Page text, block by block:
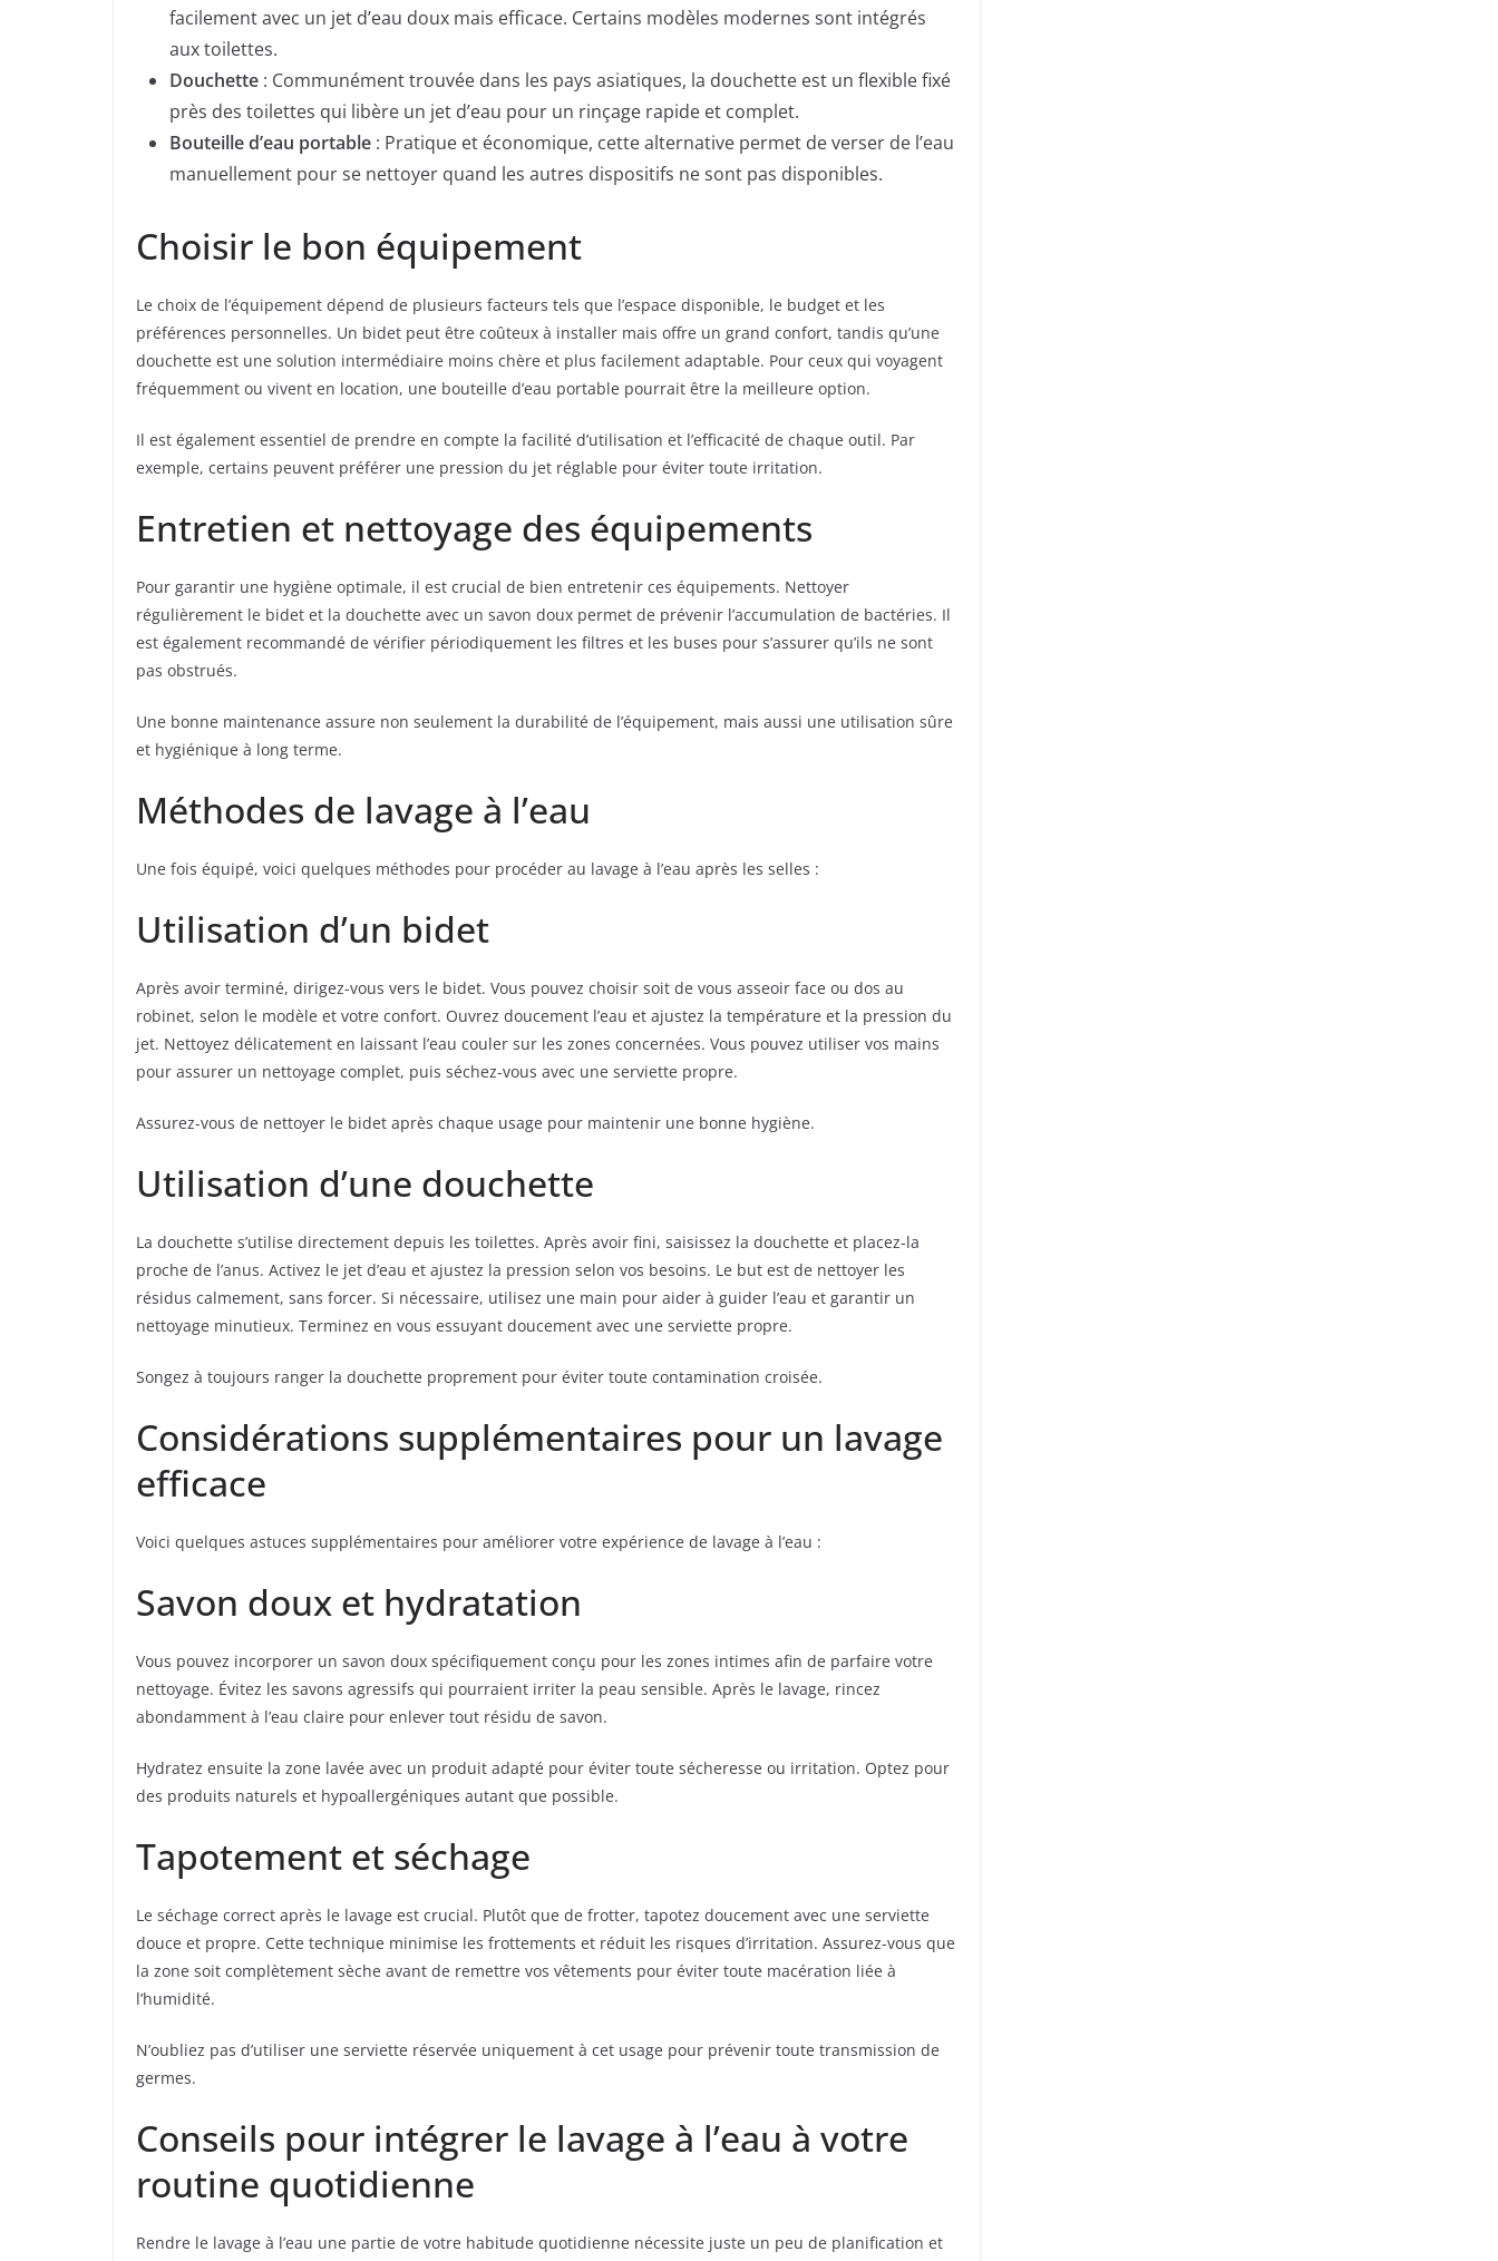
facilement avec un jet d’eau doux mais efficace. Certains modèles modernes sont intégrés
aux toilettes.
Douchette : Communément trouvée dans les pays asiatiques, la douchette est un flexible fixé
près des toilettes qui libère un jet d’eau pour un rinçage rapide et complet.
Bouteille d’eau portable : Pratique et économique, cette alternative permet de verser de l’eau
manuellement pour se nettoyer quand les autres dispositifs ne sont pas disponibles.
Choisir le bon équipement
Le choix de l’équipement dépend de plusieurs facteurs tels que l’espace disponible, le budget et les
préférences personnelles. Un bidet peut être coûteux à installer mais offre un grand confort, tandis qu’une
douchette est une solution intermédiaire moins chère et plus facilement adaptable. Pour ceux qui voyagent
fréquemment ou vivent en location, une bouteille d’eau portable pourrait être la meilleure option.
Il est également essentiel de prendre en compte la facilité d’utilisation et l’efficacité de chaque outil. Par
exemple, certains peuvent préférer une pression du jet réglable pour éviter toute irritation.
Entretien et nettoyage des équipements
Pour garantir une hygiène optimale, il est crucial de bien entretenir ces équipements. Nettoyer
régulièrement le bidet et la douchette avec un savon doux permet de prévenir l’accumulation de bactéries. Il
est également recommandé de vérifier périodiquement les filtres et les buses pour s’assurer qu’ils ne sont
pas obstrués.
Une bonne maintenance assure non seulement la durabilité de l’équipement, mais aussi une utilisation sûre
et hygiénique à long terme.
Méthodes de lavage à l’eau
Une fois équipé, voici quelques méthodes pour procéder au lavage à l’eau après les selles :
Utilisation d’un bidet
Après avoir terminé, dirigez-vous vers le bidet. Vous pouvez choisir soit de vous asseoir face ou dos au
robinet, selon le modèle et votre confort. Ouvrez doucement l’eau et ajustez la température et la pression du
jet. Nettoyez délicatement en laissant l’eau couler sur les zones concernées. Vous pouvez utiliser vos mains
pour assurer un nettoyage complet, puis séchez-vous avec une serviette propre.
Assurez-vous de nettoyer le bidet après chaque usage pour maintenir une bonne hygiène.
Utilisation d’une douchette
La douchette s’utilise directement depuis les toilettes. Après avoir fini, saisissez la douchette et placez-la
proche de l’anus. Activez le jet d’eau et ajustez la pression selon vos besoins. Le but est de nettoyer les
résidus calmement, sans forcer. Si nécessaire, utilisez une main pour aider à guider l’eau et garantir un
nettoyage minutieux. Terminez en vous essuyant doucement avec une serviette propre.
Songez à toujours ranger la douchette proprement pour éviter toute contamination croisée.
Considérations supplémentaires pour un lavage
efficace
Voici quelques astuces supplémentaires pour améliorer votre expérience de lavage à l’eau :
Savon doux et hydratation
Vous pouvez incorporer un savon doux spécifiquement conçu pour les zones intimes afin de parfaire votre
nettoyage. Évitez les savons agressifs qui pourraient irriter la peau sensible. Après le lavage, rincez
abondamment à l’eau claire pour enlever tout résidu de savon.
Hydratez ensuite la zone lavée avec un produit adapté pour éviter toute sécheresse ou irritation. Optez pour
des produits naturels et hypoallergéniques autant que possible.
Tapotement et séchage
Le séchage correct après le lavage est crucial. Plutôt que de frotter, tapotez doucement avec une serviette
douce et propre. Cette technique minimise les frottements et réduit les risques d’irritation. Assurez-vous que
la zone soit complètement sèche avant de remettre vos vêtements pour éviter toute macération liée à
l’humidité.
N’oubliez pas d’utiliser une serviette réservée uniquement à cet usage pour prévenir toute transmission de
germes.
Conseils pour intégrer le lavage à l’eau à votre
routine quotidienne
Rendre le lavage à l’eau une partie de votre habitude quotidienne nécessite juste un peu de planification et